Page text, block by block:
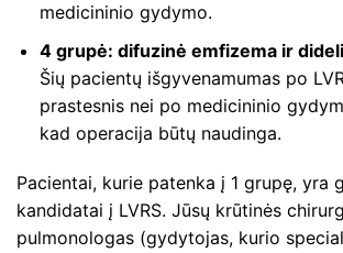
medicininio gydymo.
4 grupė: difuzinė emfizema ir
Šių pacientų išgyvenamumas po
prastesnis nei po medicininio
kad operacija būtų naudinga.
Pacientai, kurie patenka į 1 grupę, yra
kandidatai į LVRS. Jūsų krūtinės
pulmonologas (gydytojas, kurio